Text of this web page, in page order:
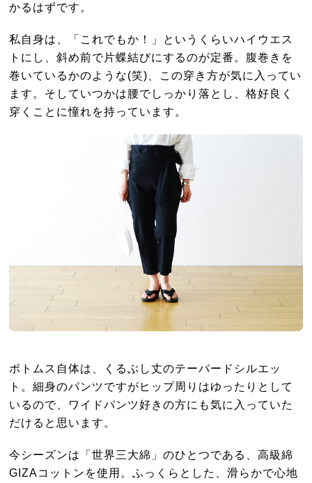
かるはずです。
私自身は、「これでもか！」というくらいハイウエス
トにし、斜め前で片蝶結びにするのが定番。腹巻きを
巻いているかのような(笑)、この穿き方が気に入ってい
ます。そしていつかは腰でしっかり落とし、格好良く
穿くことに憧れを持っています。
ボトムス自体は、くるぶし丈のテーパードシルエッ
ト。細身のパンツですがヒップ周りはゆったりとして
いるので、ワイドパンツ好きの方にも気に入っていた
だけると思います。
今シーズンは「世界三大綿」のひとつである、高級綿
GIZAコットンを使用。ふっくらとした、滑らかで心地